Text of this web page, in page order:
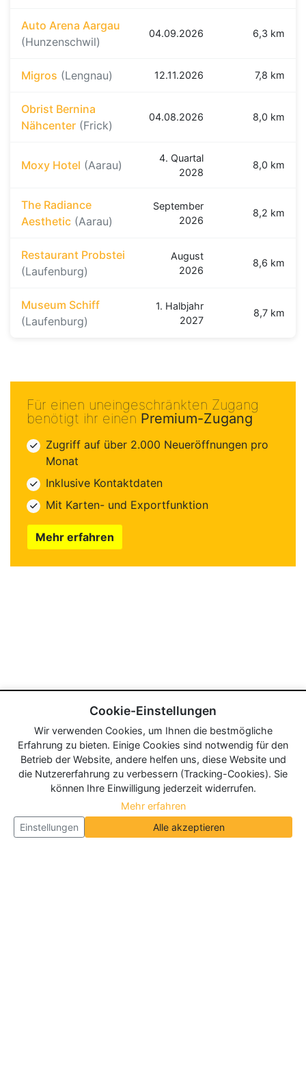
Auto Arena Aargau
(Hunzenschwil)
04.09.2026 6,3 km
Migros (Lengnau) 12.11.2026 7,8 km
Obrist Bernina
Nähcenter (Frick)
04.08.2026 8,0 km
Moxy Hotel (Aarau)
4. Quartal
2028
8,0 km
The Radiance
Aesthetic (Aarau)
September
2026
8,2 km
Restaurant Probstei
(Laufenburg)
August
2026
8,6 km
Museum Schiff
(Laufenburg)
1. Halbjahr
2027
8,7 km
Für einen uneingeschränkten Zugang
benötigt ihr einen Premium-Zugang
Zugriff auf über 2.000 Neueröffnungen pro
Monat
Inklusive Kontaktdaten
Mit Karten- und Exportfunktion
Mehr erfahren
Cookie-Einstellungen
Wir verwenden Cookies, um Ihnen die bestmögliche
Erfahrung zu bieten. Einige Cookies sind notwendig für den
Betrieb der Website, andere helfen uns, diese Website und
die Nutzererfahrung zu verbessern (Tracking-Cookies). Sie
können Ihre Einwilligung jederzeit widerrufen.
Mehr erfahren
Einstellungen
Alle akzeptieren